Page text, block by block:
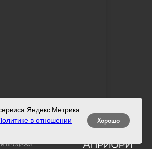
ПРОДАЖИ
Яндекс.Метрика.
в отношении
Хорошо